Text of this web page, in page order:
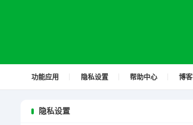
功能应用 隐私设置 帮助中心 博客
隐私设置